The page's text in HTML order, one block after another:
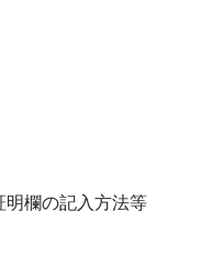
欄の記入方法等